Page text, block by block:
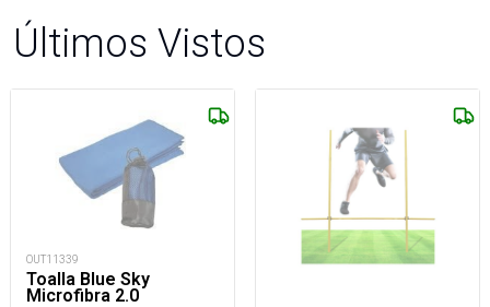
Últimos Vistos
OUT11339
Toalla Blue Sky
Microfibra 2.0